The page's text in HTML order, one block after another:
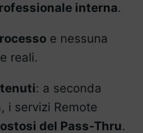
interna.
e nessuna
reali.
: a seconda
i servizi Remote
del Pass-Thru.